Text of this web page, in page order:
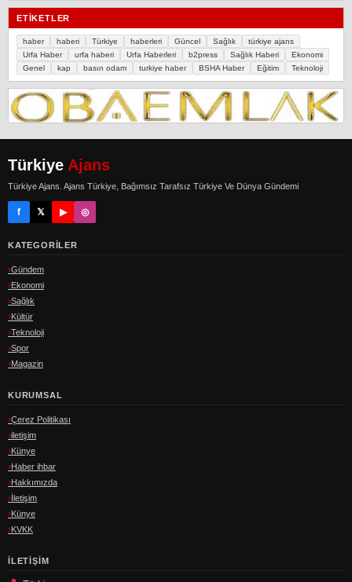
ETIKETLER
haber haberi Türkiye haberleri Güncel Sağlık
türkiye ajans
Urfa Haber
urfa haberi Urfa Haberleri b2press Sağlık Haberi
Ekonomi
Genel
kap basın odam turkiye haber BSHA Haber Eğitim Teknoloji
Türkiye Ajans
Türkiye Ajans. Ajans Türkiye, Bağımsız Tarafsız Türkiye Ve Dünya Gündemi
f 𝕏 ▶ ◎
KATEGORILER
Gündem
Ekonomi
Sağlık
Kültür
Teknoloji
Spor
Magazin
KURUMSAL
Çerez Politikası
iletişim
Künye
Haber ihbar
Hakkımızda
İletişim
Künye
KVKK
İLETIŞIM